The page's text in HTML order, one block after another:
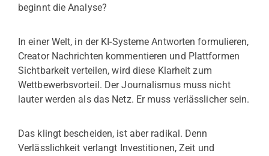
beginnt die Analyse?
In einer Welt, in der KI-Systeme Antworten formulieren,
Creator Nachrichten kommentieren und Plattformen
Sichtbarkeit verteilen, wird diese Klarheit zum
Wettbewerbsvorteil. Der Journalismus muss nicht
lauter werden als das Netz. Er muss verlässlicher sein.
Das klingt bescheiden, ist aber radikal. Denn
Verlässlichkeit verlangt Investitionen, Zeit und